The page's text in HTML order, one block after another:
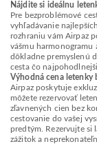
Nájdite si ideálnu
Pre bezproblémové
vyhľadávanie
rozhraniu vám Airpaz
vášmu harmonogramu
dôkladne premyslenú
cesta čo
Výhodná cena letenky
Airpaz poskytuje
môžete rezervovať
zľavnených cien bez
cestovanie do vašej
predtým. Rezervujte si
zážitok a